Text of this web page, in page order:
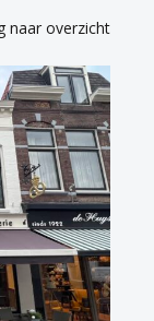
naar overzicht